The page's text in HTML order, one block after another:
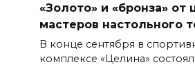
«Золото» и «бронза» от
мастеров настольного
В конце сентября в
комплексе «Целина»